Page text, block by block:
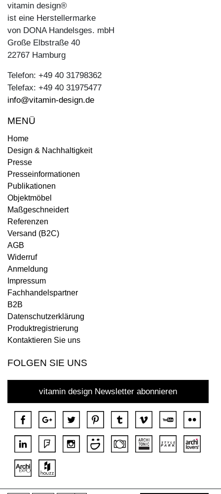
vitamin design®
ist eine Herstellermarke
von DONA Handelsges. mbH
Große Elbstraße 40
22767 Hamburg
Telefon: +49 40 31798362
Telefax: +49 40 31975477
info@vitamin-design.de
MENÜ
Home
Design & Nachhaltigkeit
Presse
Presseinformationen
Publikationen
Objektmöbel
Maßgeschneidert
Referenzen
Versand (B2C)
AGB
Widerruf
Anmeldung
Impressum
Fachhandelspartner
B2B
Datenschutzerklärung
Produktregistrierung
Kontaktieren Sie uns
FOLGEN SIE UNS
vitamin design Newsletter abonnieren